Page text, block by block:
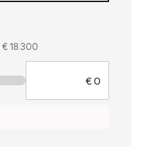
€ 18.300